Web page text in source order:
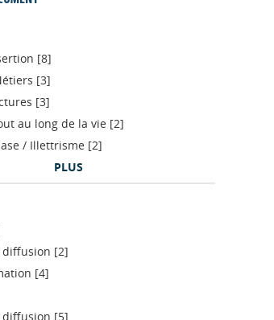
[8]
[3]
[3]
au long de la vie
/ Illettrisme
PLUS